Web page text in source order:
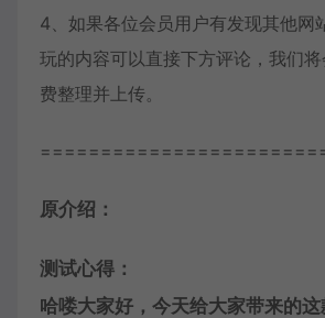
4、如果各位会员用户有发现其他网
玩的内容可以直接下方评论，我们
费整理并上传。
原介绍：
测试心得：
哈喽大家好，今天给大家带来的